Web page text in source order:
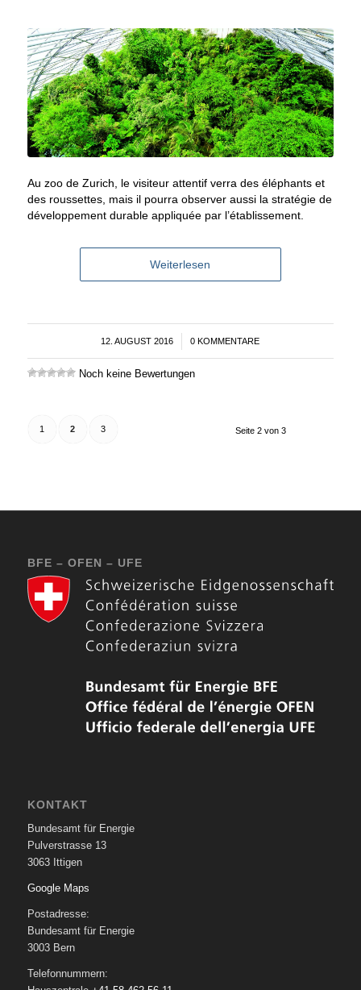
Au zoo de Zurich, le visiteur attentif verra des éléphants et
des roussettes, mais il pourra observer aussi la stratégie de
développement durable appliquée par l’établissement.
Weiterlesen
12. AUGUST 2016
/ 0 KOMMENTARE
Noch keine Bewertungen
Seite 2 von 3
1 2 3
BFE – OFEN – UFE
KONTAKT
Bundesamt für Energie
Pulverstrasse 13
3063 Ittigen
Google Maps
Postadresse:
Bundesamt für Energie
3003 Bern
Telefonnummern: